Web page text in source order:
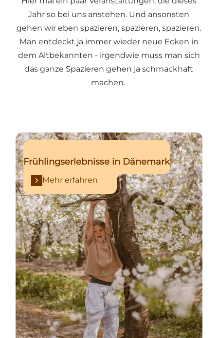
Jahr so bei uns anstehen. Und ansonsten
gehen wir eben spazieren, spazieren, spazieren.
Man entdeckt ja immer wieder neue Ecken in
dem Altbekannten - irgendwie muss man sich
das ganze Spazieren gehen ja schmackhaft
machen.
Mehr erfahren
Frühlingserlebnisse in Dänemark
Mehr erfahren